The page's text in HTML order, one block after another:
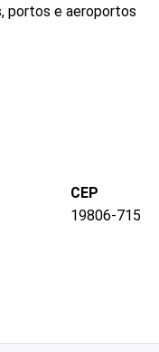
portos e aeroportos
CEP
19806-715